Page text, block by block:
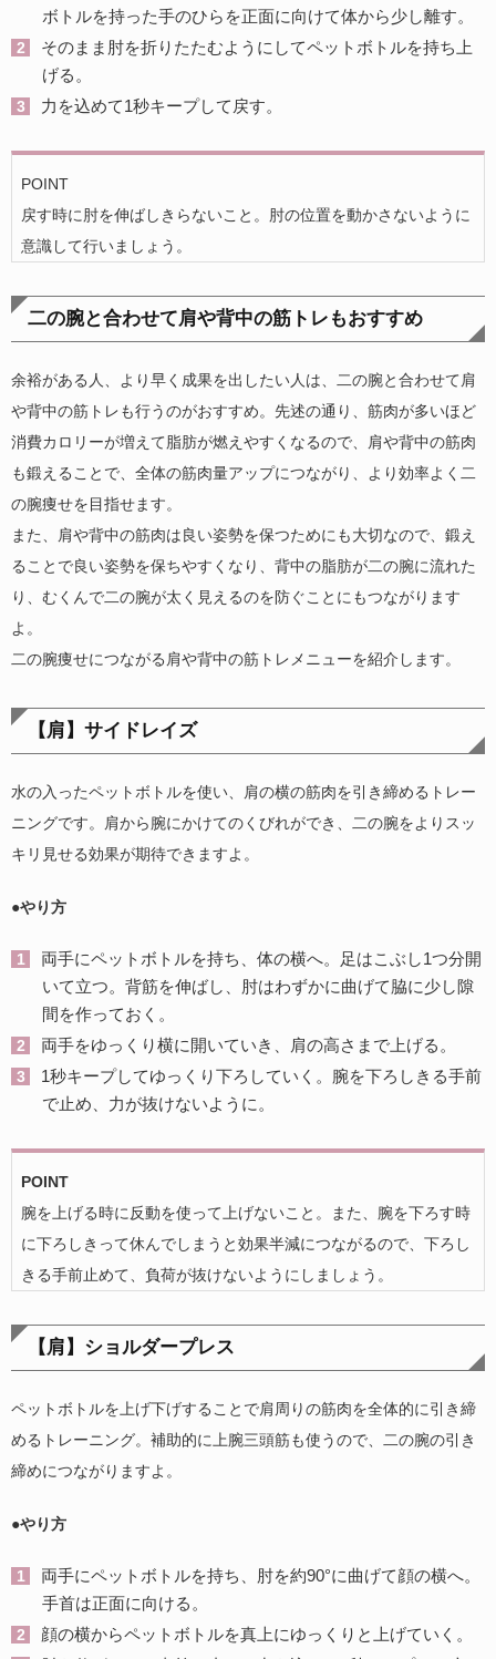
ボトルを持った手のひらを正面に向けて体から少し離す。
そのまま肘を折りたたむようにしてペットボトルを持ち上
げる。
力を込めて1秒キープして戻す。
POINT
戻す時に肘を伸ばしきらないこと。肘の位置を動かさないように
意識して行いましょう。
二の腕と合わせて肩や背中の筋トレもおすすめ
余裕がある人、より早く成果を出したい人は、二の腕と合わせて肩
や背中の筋トレも行うのがおすすめ。先述の通り、筋肉が多いほど
消費カロリーが増えて脂肪が燃えやすくなるので、肩や背中の筋肉
も鍛えることで、全体の筋肉量アップにつながり、より効率よく二
の腕痩せを目指せます。
また、肩や背中の筋肉は良い姿勢を保つためにも大切なので、鍛え
ることで良い姿勢を保ちやすくなり、背中の脂肪が二の腕に流れた
り、むくんで二の腕が太く見えるのを防ぐことにもつながります
よ。
二の腕痩せにつながる肩や背中の筋トレメニューを紹介します。
【肩】サイドレイズ
水の入ったペットボトルを使い、肩の横の筋肉を引き締めるトレー
ニングです。肩から腕にかけてのくびれができ、二の腕をよりスッ
キリ見せる効果が期待できますよ。
●やり方
両手にペットボトルを持ち、体の横へ。足はこぶし1つ分開
いて立つ。背筋を伸ばし、肘はわずかに曲げて脇に少し隙
間を作っておく。
両手をゆっくり横に開いていき、肩の高さまで上げる。
1秒キープしてゆっくり下ろしていく。腕を下ろしきる手前
で止め、力が抜けないように。
POINT
腕を上げる時に反動を使って上げないこと。また、腕を下ろす時
に下ろしきって休んでしまうと効果半減につながるので、下ろし
きる手前止めて、負荷が抜けないようにしましょう。
【肩】ショルダープレス
ペットボトルを上げ下げすることで肩周りの筋肉を全体的に引き締
めるトレーニング。補助的に上腕三頭筋も使うので、二の腕の引き
締めにつながりますよ。
●やり方
両手にペットボトルを持ち、肘を約90°に曲げて顔の横へ。
手首は正面に向ける。
顔の横からペットボトルを真上にゆっくりと上げていく。